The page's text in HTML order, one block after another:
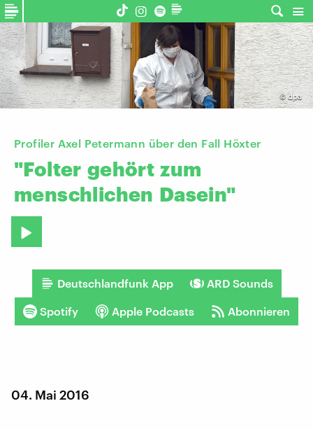
©dpa
Profiler Axel Petermann über den Fall Höxter
"Folter gehört zum
menschlichen Dasein"
Deutschlandfunk App ARD Sounds
Spotify Apple Podcasts Abonnieren
04. Mai 2016